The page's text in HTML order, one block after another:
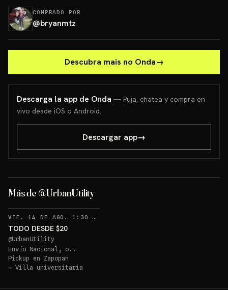
COMPRADO POR
@bryanmtz
Descubra mais no Onda→
Descarga la app de Onda — Puja, chatea y compra en
vivo desde iOS o Android.
Descargar app→
Más de @UrbanUtility
VIE. 14 DE AGO. 1:30 AM
TODO DESDE $20
@UrbanUtility
Envío Nacional, o..
Pickup en Zapopan
→ Villa universitaria